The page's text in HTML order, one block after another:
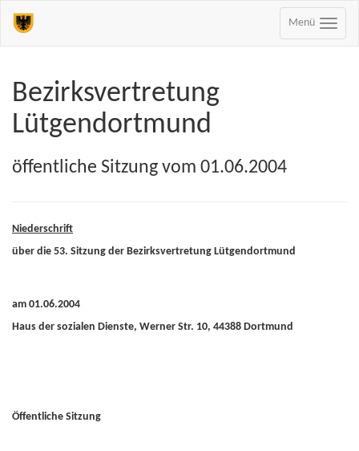
Menü
Bezirksvertretung
Lütgendortmund
öffentliche Sitzung vom 01.06.2004
Niederschrift
über die 53. Sitzung der Bezirksvertretung Lütgendortmund
am 01.06.2004
Haus der sozialen Dienste, Werner Str. 10, 44388 Dortmund
Öffentliche Sitzung